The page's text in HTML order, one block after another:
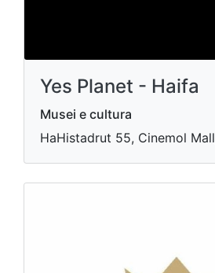
Yes Planet - Haifa
Musei e cultura
HaHistadrut 55, Cinemol